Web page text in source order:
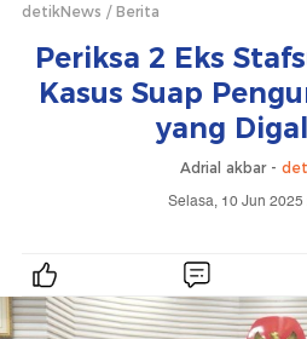
detikNews Berita
Periksa 2 Eks
Kasus Suap
yang
Adrial akbar -
Selasa, 10 Jun 2025